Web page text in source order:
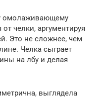
омолаживающему
челки, аргументируя
Это не сложнее, чем
Челка сыграет
на лбу и делая
выглядела